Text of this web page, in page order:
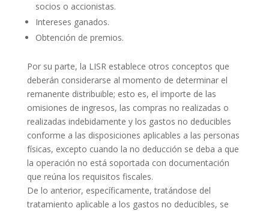
socios o accionistas.
Intereses ganados.
Obtención de premios.
Por su parte, la LISR establece otros conceptos que
deberán considerarse al momento de determinar el
remanente distribuible; esto es, el importe de las
omisiones de ingresos, las compras no realizadas o
realizadas indebidamente y los gastos no deducibles
conforme a las disposiciones aplicables a las personas
físicas, excepto cuando la no deducción se deba a que
la operación no está soportada con documentación
que reúna los requisitos fiscales.
De lo anterior, específicamente, tratándose del
tratamiento aplicable a los gastos no deducibles, se